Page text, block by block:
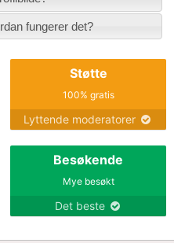
fungerer det?
Støtte
100% gratis
Lyttende moderatorer
Besøkende
Mye besøkt
Det beste